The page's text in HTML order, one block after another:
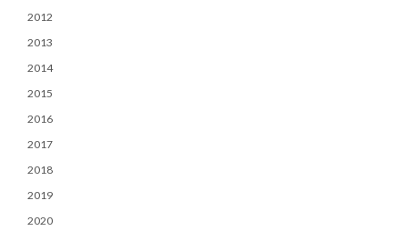
2012
2013
2014
2015
2016
2017
2018
2019
2020